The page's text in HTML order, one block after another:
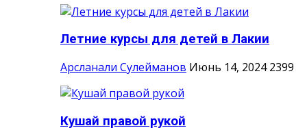
Летние курсы для детей в Лакии
Арсланали Сулейманов Июнь 14, 2024 2399
Кушай правой рукой